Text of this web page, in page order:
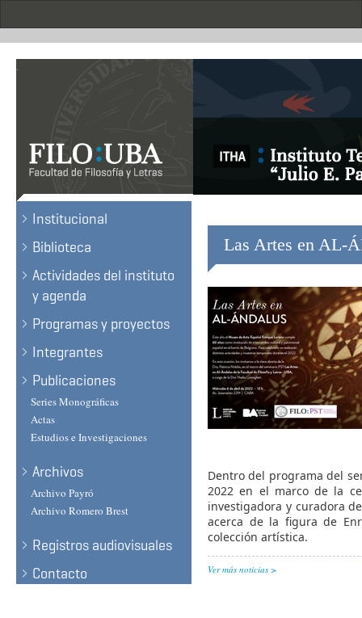
.
Institucional
Biblioteca
Actividades del instituto
y agenda
Programas y proyectos
Integrantes
Publicaciones
Series Monográficas
Actas
Estudios e Investigaciones
Archivos
Archivo Payró
Archivo Romero Brest
Registros audiovisuales
Contacto
Las Artes en AL-
Dentro del programa del
2022 en el marco de la
investigadora y curadora
acerca de la figura de
colección artística.
Ver más noticias